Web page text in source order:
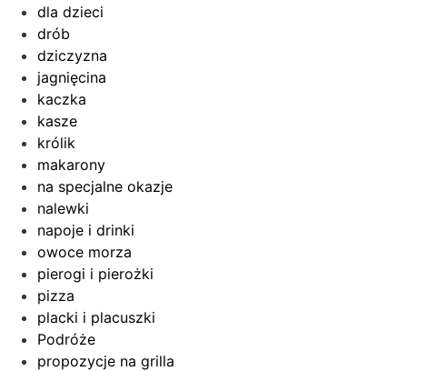
dla dzieci
drób
dziczyzna
jagnięcina
kaczka
kasze
królik
makarony
na specjalne okazje
nalewki
napoje i drinki
owoce morza
pierogi i pierożki
pizza
placki i placuszki
Podróże
propozycje na grilla